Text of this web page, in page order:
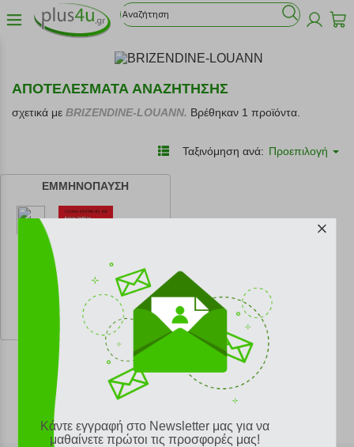
ΑΠΟΤΕΛΕΣΜΑΤΑ ΑΝΑΖΗΤΗΣΗΣ
σχετικά με BRIZENDINE-LOUANN. Βρέθηκαν 1 προϊόντα.
Ταξινόμηση ανά: Προεπιλογή
ΕΜΜΗΝΟΠΑΥΣΗ
κωδ. 108197097
17.91 €
Ελάχιστη 30 ημερών 19.90 €
Προτεινόμενη λιανική 19.90 €
Κάντε εγγραφή στο Newsletter μας για να
μαθαίνετε πρώτοι τις προσφορές μας!